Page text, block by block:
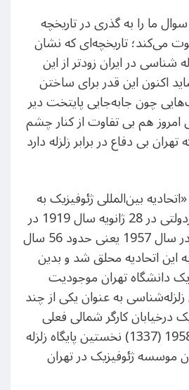
ما را به گذری در تاریخچه
می‌کند؛ تاریخچه‌ای که نشان
شناسی در ایران زودتر از این
اکنون این قدر برای ساختن
چون جابه‌جایی پایتخت دیر
هم بی تفاوت از کنار چشم
بی دفاع در برابر زلزله دارد
بین‌المللی ژئوفیزیک به
عنوان یک سازمان غیردولتی در 28 ژانویه سال 1919 در
بلژیک پایه‌گذاری شد. در سال 1957 یعنی حدود 56 سال
این اتحادیه محلق شد و بدین
دانشگاه تهران موجودیت
به عنوان یکی از چند
کارگر شمالی فعلی
مستقر شد و درسال 1958 (1337) نخستین پایگاه زلزله
موسسه ژئوفیزیک در تهران